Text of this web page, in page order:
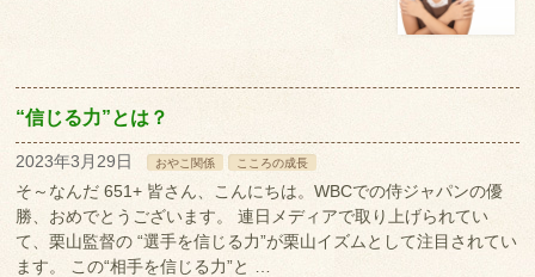
“信じる力”とは？
2023年3月29日 おやこ関係 こころの成長
そ～なんだ 651+ 皆さん、こんにちは。WBCでの侍ジャパンの優
勝、おめでとうございます。 連日メディアで取り上げられてい
て、栗山監督の “選手を信じる力”が栗山イズムとして注目されてい
ます。 この“相手を信じる力”と …